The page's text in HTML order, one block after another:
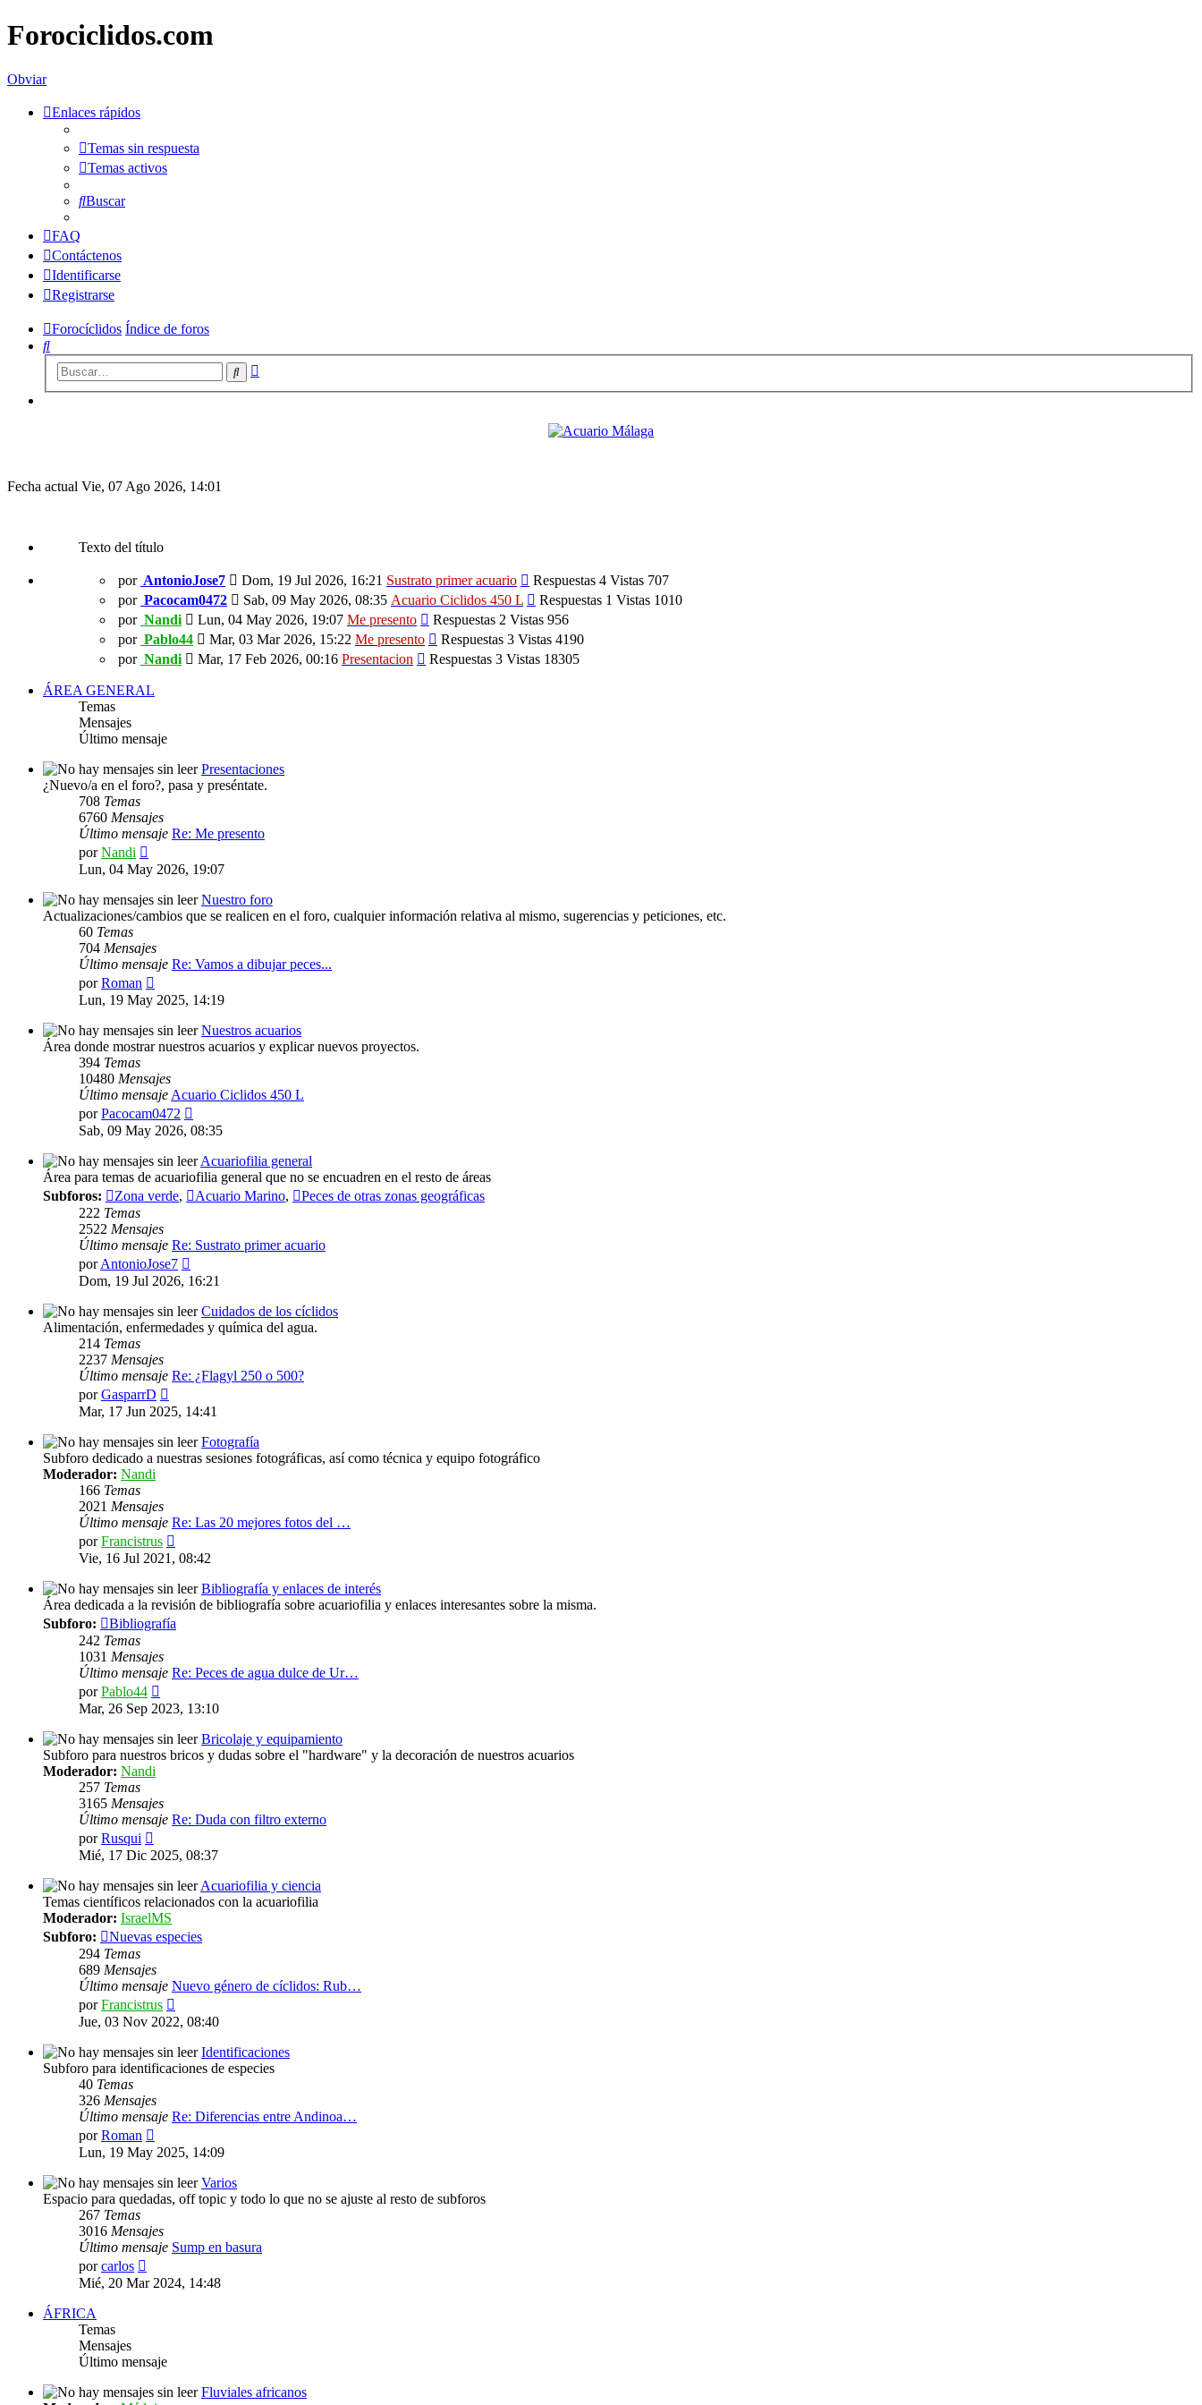
Forociclidos.com
Obviar
Enlaces rápidos
Temas sin respuesta
Temas activos
Buscar
FAQ
Contáctenos
Identificarse
Registrarse
Forocíclidos Índice de foros
Buscar
Buscar
Fecha actual Vie, 07 Ago 2026, 14:01
Texto del título
por AntonioJose7 Dom, 19 Jul 2026, 16:21 Sustrato primer acuario
Ver
último
mensaje
Respuestas 4 Vistas 707
por Pacocam0472 Sab, 09 May 2026, 08:35 Acuario Ciclidos 450 L
Ver
último
mensaje
Respuestas 1 Vistas 1010
por Nandi Lun, 04 May 2026, 19:07 Me presento
Ver
último
mensaje
Respuestas 2 Vistas 956
por Pablo44 Mar, 03 Mar 2026, 15:22 Me presento
Ver
último
mensaje
Respuestas 3 Vistas 4190
por Nandi Mar, 17 Feb 2026, 00:16 Presentacion
Ver
Respuestas 3 Vistas 18305
ÁREA GENERAL
Temas
Mensajes
Último mensaje
Presentaciones
¿Nuevo/a en el foro?, pasa y preséntate.
708 Temas
6760 Mensajes
Último mensaje Re: Me presento
porNandi
último
mensaje
Lun, 04 May 2026, 19:07
Nuestro foro
Actualizaciones/cambios que se realicen en el foro, cualquier información relativa al mismo, sugerencias y peticiones, etc.
60 Temas
704 Mensajes
Último mensaje Re: Vamos a dibujar peces...
porRoman
último
Lun, 19 May 2025, 14:19
Nuestros acuarios
Área donde mostrar nuestros acuarios y explicar nuevos proyectos.
394 Temas
10480 Mensajes
Último mensajeAcuario Ciclidos 450 L
porPacocam0472
último
Sab, 09 May 2026, 08:35
Acuariofilia general
Área para temas de acuariofilia general que no se encuadren en el resto de áreas
Subforos:
Zona verde, Acuario Marino,
Peces de otras zonas geográficas
222 Temas
2522 Mensajes
Último mensaje Re: Sustrato primer acuario
porAntonioJose7
último
Dom, 19 Jul 2026, 16:21
Cuidados de los cíclidos
Alimentación, enfermedades y química del agua.
214 Temas
2237 Mensajes
Último mensaje Re: ¿Flagyl 250 o 500?
porGasparrD
último
Mar, 17 Jun 2025, 14:41
Fotografía
Subforo dedicado a nuestras sesiones fotográficas, así como técnica y equipo fotográfico
Moderador: Nandi
166 Temas
2021 Mensajes
Último mensaje Re: Las 20 mejores fotos del …
porFrancistrus
último
Vie, 16 Jul 2021, 08:42
Bibliografía y enlaces de interés
Área dedicada a la revisión de bibliografía sobre acuariofilia y enlaces interesantes sobre la misma.
Subforo:
Bibliografía
242 Temas
1031 Mensajes
Último mensaje Re: Peces de agua dulce de Ur…
porPablo44
último
Mar, 26 Sep 2023, 13:10
Bricolaje y equipamiento
Subforo para nuestros bricos y dudas sobre el "hardware" y la decoración de nuestros acuarios
Moderador: Nandi
257 Temas
3165 Mensajes
Último mensaje Re: Duda con filtro externo
porRusqui
último
Mié, 17 Dic 2025, 08:37
Acuariofilia y ciencia
Temas científicos relacionados con la acuariofilia
Moderador: IsraelMS
Subforo:
Nuevas especies
294 Temas
689 Mensajes
Último mensaje Nuevo género de cíclidos: Rub…
porFrancistrus
último
Jue, 03 Nov 2022, 08:40
Identificaciones
Subforo para identificaciones de especies
40 Temas
326 Mensajes
Último mensaje Re: Diferencias entre Andinoa…
porRoman
último
Lun, 19 May 2025, 14:09
Varios
Espacio para quedadas, off topic y todo lo que no se ajuste al resto de subforos
267 Temas
3016 Mensajes
Último mensaje Sump en basura
porcarlos
último
Mié, 20 Mar 2024, 14:48
ÁFRICA
Temas
Mensajes
Último mensaje
Fluviales africanos